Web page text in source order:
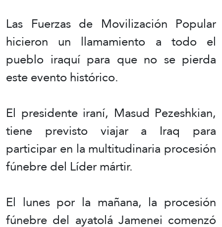
Las Fuerzas de Movilización Popular
hicieron un llamamiento a todo el
pueblo iraquí para que no se pierda
este evento histórico.
El presidente iraní, Masud Pezeshkian,
tiene previsto viajar a Iraq para
participar en la multitudinaria procesión
fúnebre del Líder mártir.
El lunes por la mañana, la procesión
fúnebre del ayatolá Jamenei comenzó